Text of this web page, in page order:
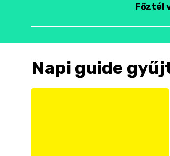
Főztél
Napi guide